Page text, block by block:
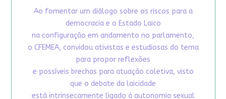
Ao fomentar um diálogo sobre os riscos para a
democracia e o Estado Laico
na configuração em andamento no parlamento,
o CFEMEA, convidou ativistas e estudiosas do tema
para propor reflexões
e possíveis brechas para atuação coletiva, visto
que o debate da laicidade
está intrinsecamente ligado à autonomia sexual